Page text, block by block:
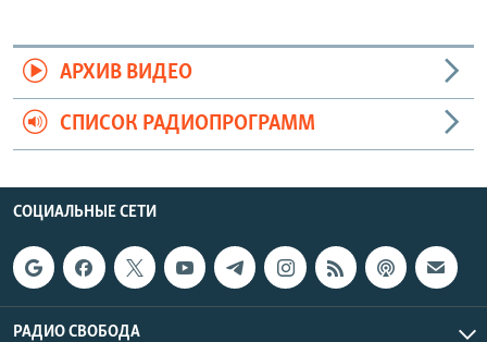
АРХИВ ВИДЕО
СПИСОК РАДИОПРОГРАММ
СОЦИАЛЬНЫЕ СЕТИ
РАДИО СВОБОДА